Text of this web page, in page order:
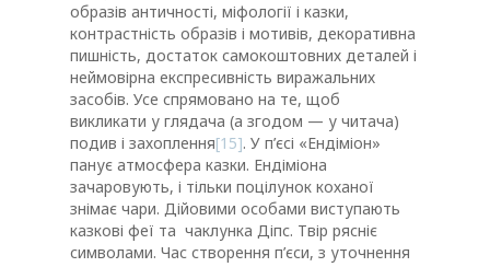
образів античності, міфології і казки,
контрастність образів і мотивів, декоративна
пишність, достаток самокоштовних деталей і
неймовірна експресивність виражальних
засобів. Усе спрямовано на те, щоб
викликати у глядача (а згодом — у читача)
подив і захоплення[15]. У п’єсі «Ендіміон»
панує атмосфера казки. Ендіміона
зачаровують, і тільки поцілунок коханої
знімає чари. Дійовими особами виступають
казкові феї та чаклунка Діпс. Твір рясніє
символами. Час створення п’єси, з уточнення